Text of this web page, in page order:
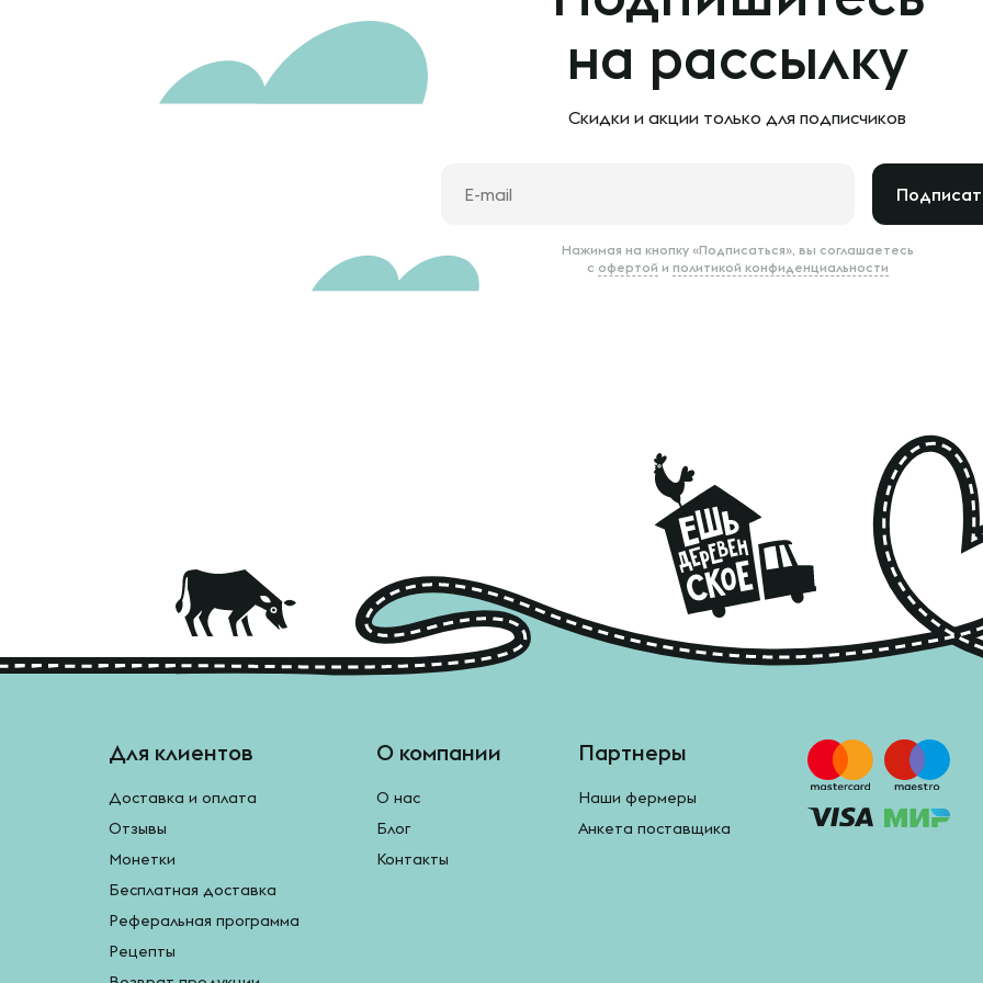
на рассылку
Скидки и акции только для подписчиков
Нажимая на кнопку «Подписаться», вы соглашаетесь
с офертой и политикой конфиденциальности
Для клиентов
Доставка и оплата
Отзывы
Монетки
Бесплатная доставка
Реферальная программа
Рецепты
О компании
О нас
Блог
Контакты
Партнеры
Наши фермеры
Анкета поставщика